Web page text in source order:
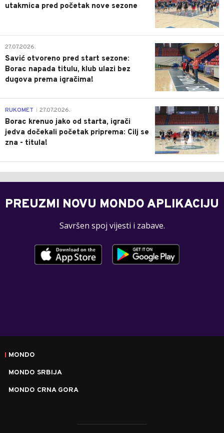
utakmica pred početak nove sezone
0
27.07.2026.
Savić otvoreno pred start sezone:
Borac napada titulu, klub ulazi bez
dugova prema igračima!
0
RUKOMET 27.07.2026.
Borac krenuo jako od starta, igrači
jedva dočekali početak priprema: Cilj se
zna - titula!
PREUZMI NOVU MONDO APLIKACIJU
Savršen spoj vijesti i zabave.
MONDO
MONDO SRBIJA
MONDO CRNA GORA